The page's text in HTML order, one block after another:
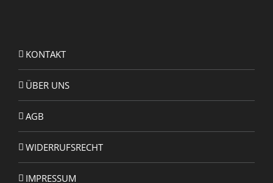
KONTAKT
ÜBER UNS
AGB
WIDERRUFSRECHT
IMPRESSUM